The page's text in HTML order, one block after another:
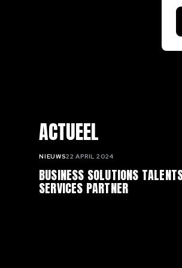
ACTUEEL
BUSINESS SOLUTIONS
SERVICES PARTNER
NIEUWS22 APRIL 2024